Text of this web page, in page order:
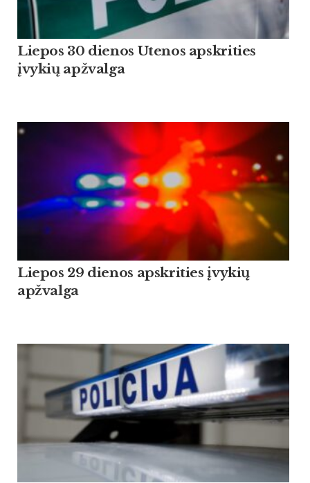
Liepos 30 dienos Utenos apskrities
įvykių apžvalga
Liepos 29 dienos apskrities įvykių
apžvalga